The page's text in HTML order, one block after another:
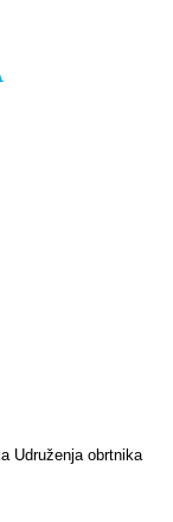
Udruženja obrtnika